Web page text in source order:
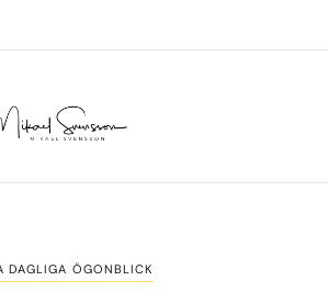
DAGLIGA ÖGONBLICK